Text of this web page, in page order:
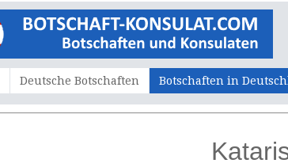
Deutsche Botschaften Botschaften in